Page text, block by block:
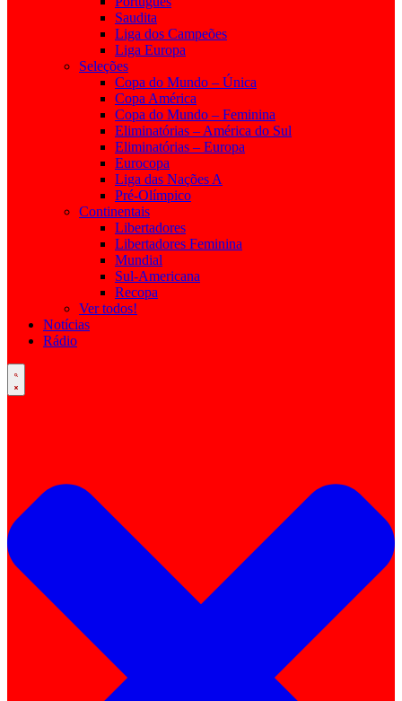
Saudita
Liga dos Campeões
Liga Europa
Seleções
Copa do Mundo – Única
Copa América
Copa do Mundo – Feminina
Eliminatórias – América do Sul
Eliminatórias – Europa
Eurocopa
Liga das Nações A
Pré-Olímpico
Continentais
Libertadores
Libertadores Feminina
Mundial
Sul-Americana
Recopa
Ver todos!
Notícias
Rádio